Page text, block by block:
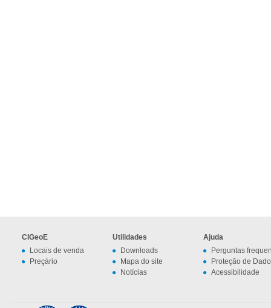
CIGeoE
Locais de venda
Preçário
Utilidades
Downloads
Mapa do site
Notícias
Ajuda
Perguntas
Proteção de
Acessibilidade